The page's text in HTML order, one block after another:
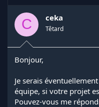
C ceka
Têtard
Bonjour,
Je serais
équipe, si votre projet
Pouvez-vous me